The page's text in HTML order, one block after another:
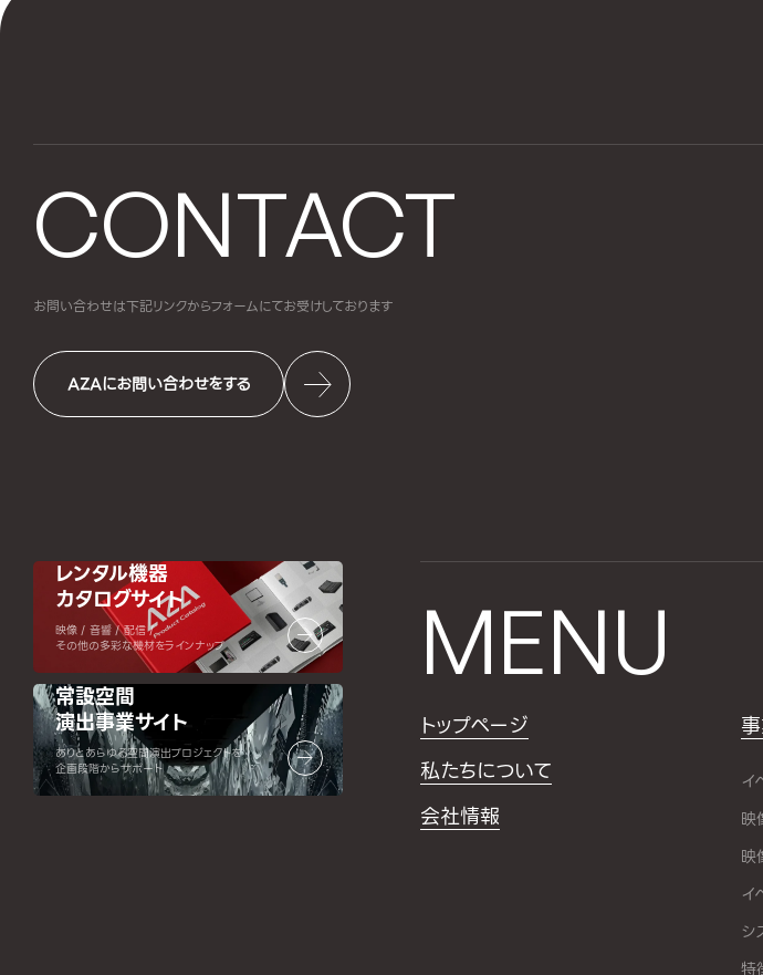
CONTACT
お問い合わせは下記リンクからフォームにてお受けしております
AZAにお問い合わせをする
レンタル機器
カタログサイト
映像 / 音響 / 配信 /
その他の多彩な機材をラインナップ
常設空間
演出事業サイト
ありとあらゆる空間演出プロジェクトを
企画段階からサポート
MENU
トップページ
私たちについて
会社情報
イ
映
映
イ
シ
特